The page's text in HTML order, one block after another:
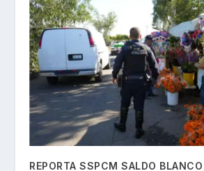
REPORTA SSPCM SALDO BLANCO